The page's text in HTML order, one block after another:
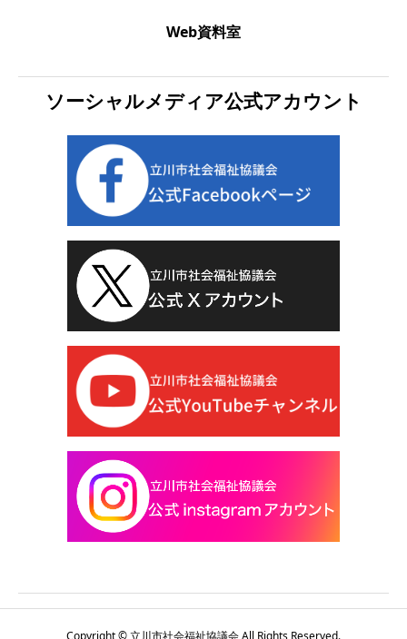
Web資料室
ソーシャルメディア公式アカウント
Copyright © 立川市社会福祉協議会 All Rights Reserved.